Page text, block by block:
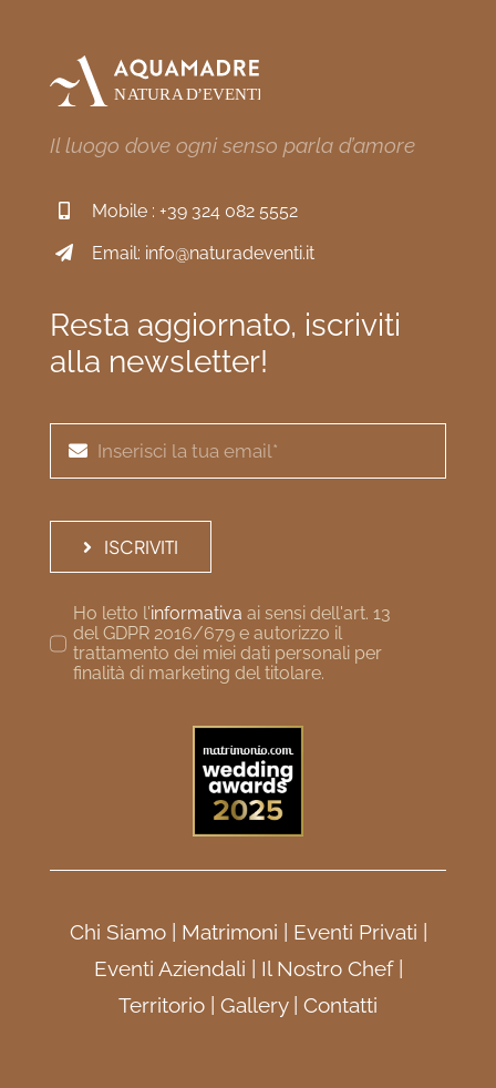
Il luogo dove ogni senso parla d’amore
Mobile :+39 324 082 5552
Email: info@naturadeventi.it
Resta aggiornato, iscriviti
alla newsletter!
ISCRIVITI
Ho letto l'informativa ai sensi dell'art. 13
del GDPR 2016/679 e autorizzo il
trattamento dei miei dati personali per
finalità di marketing del titolare.
Chi Siamo| Matrimoni Eventi Privati
Eventi Aziendali
Il Nostro Chef|
Territorio
Gallery| Contatti